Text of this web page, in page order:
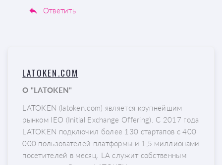
Ответить
LATOKEN.COM
О "LATOKEN"
LATOKEN (latoken.com) является крупнейшим
рынком IEO (Initial Exchange Offering). С 2017 года
LATOKEN подключил более 130 стартапов с 400
000 пользователей платформы и 1,5 миллионами
посетителей в месяц. LA служит собственным